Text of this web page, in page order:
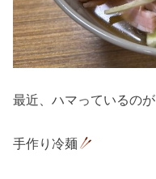
最近、ハマっているのが
手作り冷麺